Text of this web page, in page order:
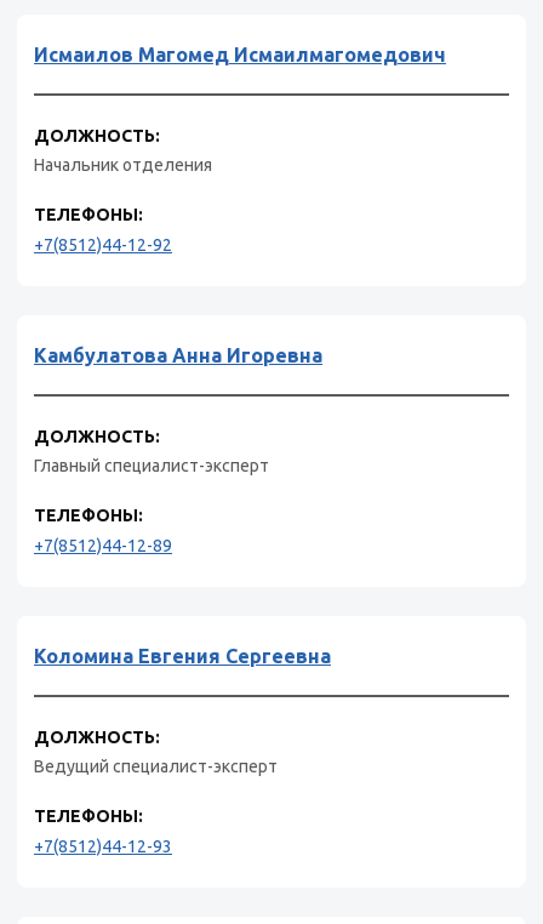
Исмаилов Магомед Исмаилмагомедович
ДОЛЖНОСТЬ:
Начальник отделения
ТЕЛЕФОНЫ:
+7(8512)44-12-92
Камбулатова Анна Игоревна
ДОЛЖНОСТЬ:
Главный специалист-эксперт
ТЕЛЕФОНЫ:
+7(8512)44-12-89
Коломина Евгения Сергеевна
ДОЛЖНОСТЬ:
Ведущий специалист-эксперт
ТЕЛЕФОНЫ:
+7(8512)44-12-93